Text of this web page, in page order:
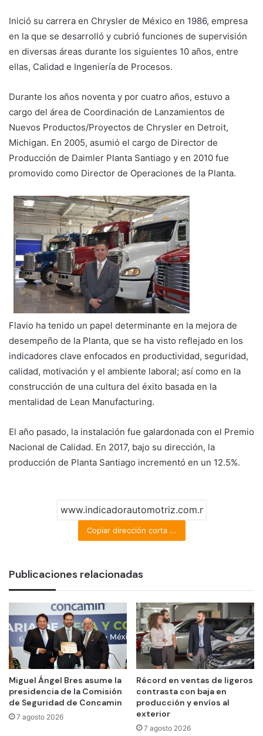
Inició su carrera en Chrysler de México en 1986, empresa
en la que se desarrolló y cubrió funciones de supervisión
en diversas áreas durante los siguientes 10 años, entre
ellas, Calidad e Ingeniería de Procesos.
Durante los años noventa y por cuatro años, estuvo a
cargo del área de Coordinación de Lanzamientos de
Nuevos Productos/Proyectos de Chrysler en Detroit,
Michigan. En 2005, asumió el cargo de Director de
Producción de Daimler Planta Santiago y en 2010 fue
promovido como Director de Operaciones de la Planta.
Flavio ha tenido un papel determinante en la mejora de
desempeño de la Planta, que se ha visto reflejado en los
indicadores clave enfocados en productividad, seguridad,
calidad, motivación y el ambiente laboral; así como en la
construcción de una cultura del éxito basada en la
mentalidad de Lean Manufacturing.
El año pasado, la instalación fue galardonada con el Premio
Nacional de Calidad. En 2017, bajo su dirección, la
producción de Planta Santiago incrementó en un 12.5%.
Copiar dirección corta ...
Publicaciones relacionadas
Miguel Ángel Bres asume la
presidencia de la Comisión
de Seguridad de Concamin
7 agosto 2026
Récord en ventas de ligeros
contrasta con baja en
producción y envíos al
exterior
7 agosto 2026